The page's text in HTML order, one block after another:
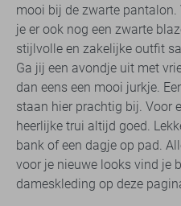
mooi bij de zwarte
je er ook nog een zwarte
stijlvolle en zakelijke outfit
Ga jij een avondje uit met
dan eens een mooi jurkje.
staan hier prachtig bij. Voor
heerlijke trui altijd goed.
bank of een dagje op pad.
voor je nieuwe looks vind je
dameskleding op deze